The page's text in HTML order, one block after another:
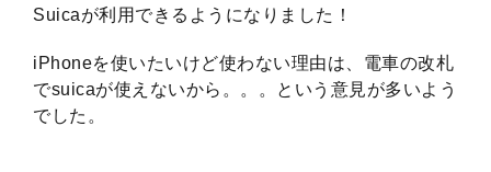
Suicaが利用できるようになりました！
iPhoneを使いたいけど使わない理由は、電車の改札
でsuicaが使えないから。。。という意見が多いよう
でした。